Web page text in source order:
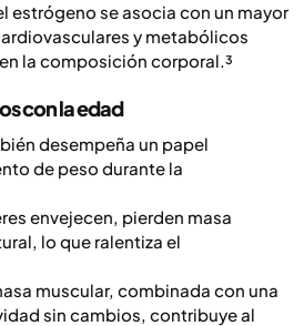
estrógeno se asocia con un mayor
y metabólicos
la composición corporal.³
con la edad
desempeña un papel
de peso durante la
envejecen, pierden masa
lo que ralentiza el
muscular, combinada con una
sin cambios, contribuye al